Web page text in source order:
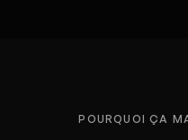
POURQUOI ÇA